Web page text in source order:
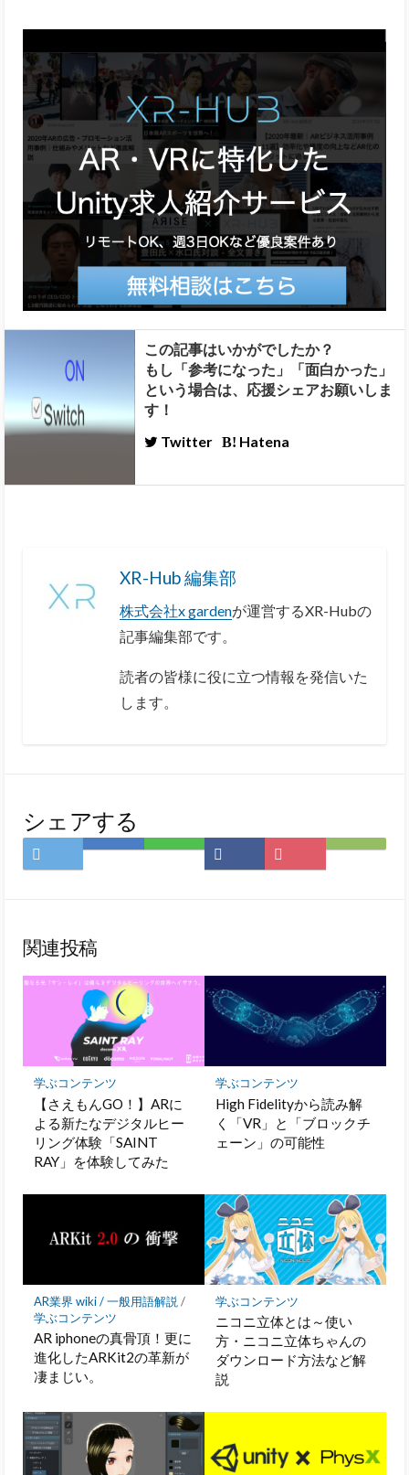
この記事はいかがでしたか？
もし「参考になった」「面白かった」
という場合は、応援シェアお願いしま
す！
Twitter
Hatena
XR-Hub 編集部
株式会社x gardenが運営するXR-Hubの
記事編集部です。
読者の皆様に役に立つ情報を発信いた
します。
シェアする
Twitter
で
は
ク
マ
ー
ク
に
保
LINE
Facebook
で
Pocket
に
Feedly
関連投稿
学ぶコンテンツ
【さえもんGO！】ARに
よる新たなデジタルヒー
リング体験「SAINT
RAY」を体験してみた
学ぶコンテンツ
High Fidelityから読み解
く「VR」と「ブロックチ
ェーン」の可能性
AR業界 wiki / 一般用語解説 /
学ぶコンテンツ
AR iphoneの真骨頂！更に
進化したARKit2の革新が
凄まじい。
学ぶコンテンツ
ニコニ立体とは～使い
方・ニコニ立体ちゃんの
ダウンロード方法など解
説